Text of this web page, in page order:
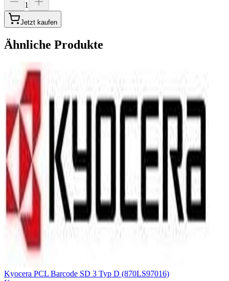
1
Jetzt kaufen
Ähnliche Produkte
Kyocera PCL Barcode SD 3 Typ D (870LS97016)